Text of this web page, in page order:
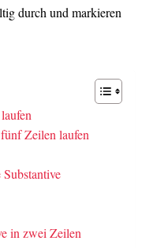
durch und markieren
Zeilen laufen
in zwei Zeilen